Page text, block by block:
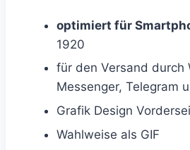
optimiert für
1920
für den Versand durch
Messenger, Telegram
Grafik Design
Wahlweise als GIF